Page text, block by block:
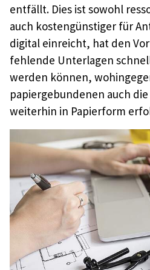
entfällt. Dies ist sowohl
auch kostengünstiger für
digital einreicht, hat den
fehlende Unterlagen
werden können,
papiergebundenen auch
weiterhin in Papierform